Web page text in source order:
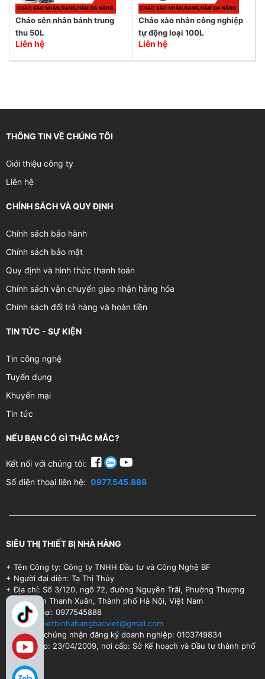
Chảo sên nhân bánh trung
thu 50L
Liên hệ
Chảo xào nhân công nghiệp
tự động loại 100L
Liên hệ
THÔNG TIN VỀ CHÚNG TÔI
Giới thiệu công ty
Liên hệ
CHÍNH SÁCH VÀ QUY ĐỊNH
Chính sách bảo hành
Chính sách bảo mật
Quy định và hình thức thanh toán
Chính sách vận chuyển giao nhận hàng hóa
Chính sách đổi trả hàng và hoàn tiền
TIN TỨC - SỰ KIỆN
Tin công nghệ
Tuyển dụng
Khuyến mại
Tin tức
NẾU BẠN CÓ GÌ THẮC MẮC?
Kết nối với chúng tôi:
Số điện thoại liên hệ: 0977.545.888
SIÊU THỊ THIẾT BỊ NHÀ HÀNG
+ Tên Công ty: Công ty TNHH Đầu tư và Công Nghệ BF
+ Người đại diện: Tạ Thị Thủy
+ Địa chỉ: Số 3/120, ngõ 72, đường Nguyễn Trãi, Phường Thượng
Đình, Quận Thanh Xuân, Thành phố Hà Nội, Việt Nam
+ Điện thoại: 0977545888
+ Email: thietbinhahangbacviet@gmail.com
+ Số Giấy chứng nhận đăng ký doanh nghiệp: 0103749834
+ Ngày cấp: 23/04/2009, nơi cấp: Sở Kế hoạch và Đầu tư thành phố
Hà Nội.